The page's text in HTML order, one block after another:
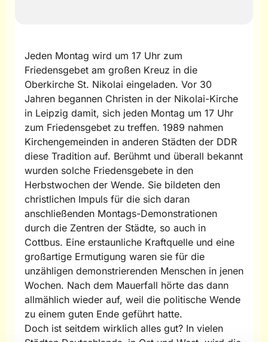
Jeden Montag wird um 17 Uhr zum
Friedensgebet am großen Kreuz in die
Oberkirche St. Nikolai eingeladen. Vor 30
Jahren begannen Christen in der Nikolai-Kirche
in Leipzig damit, sich jeden Montag um 17 Uhr
zum Friedensgebet zu treffen. 1989 nahmen
Kirchengemeinden in anderen Städten der DDR
diese Tradition auf. Berühmt und überall bekannt
wurden solche Friedensgebete in den
Herbstwochen der Wende. Sie bildeten den
christlichen Impuls für die sich daran
anschließenden Montags-Demonstrationen
durch die Zentren der Städte, so auch in
Cottbus. Eine erstaunliche Kraftquelle und eine
großartige Ermutigung waren sie für die
unzähligen demonstrierenden Menschen in jenen
Wochen. Nach dem Mauerfall hörte das dann
allmählich wieder auf, weil die politische Wende
zu einem guten Ende geführt hatte.
Doch ist seitdem wirklich alles gut? In vielen